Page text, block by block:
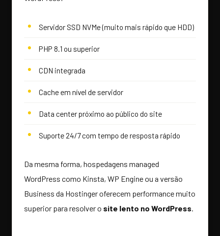
Servidor SSD NVMe (muito mais rápido que HDD)
PHP 8.1 ou superior
CDN integrada
Cache em nível de servidor
Data center próximo ao público do site
Suporte 24/7 com tempo de resposta rápido
Da mesma forma, hospedagens managed
WordPress como Kinsta, WP Engine ou a versão
Business da Hostinger oferecem performance muito
superior para resolver o site lento no WordPress.